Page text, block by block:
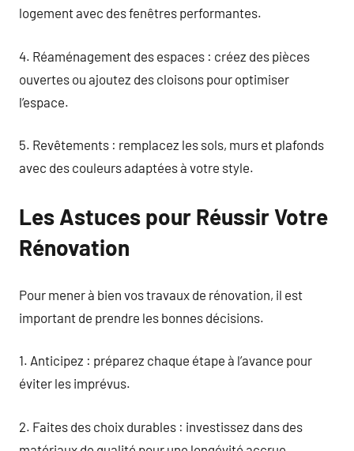
logement avec des fenêtres performantes.
4. Réaménagement des espaces : créez des pièces
ouvertes ou ajoutez des cloisons pour optimiser
l’espace.
5. Revêtements : remplacez les sols, murs et plafonds
avec des couleurs adaptées à votre style.
Les Astuces pour Réussir Votre
Rénovation
Pour mener à bien vos travaux de rénovation, il est
important de prendre les bonnes décisions.
1. Anticipez : préparez chaque étape à l’avance pour
éviter les imprévus.
2. Faites des choix durables : investissez dans des